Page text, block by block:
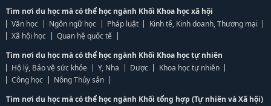
Tìm nơi du học mà có thể học ngành Khối Khoa học xã hội
Văn học
Ngôn ngữ học Pháp luật
Kinh tế, Kinh doanh, Thương mại
Xã hội học
Quan hệ quốc tế
Tìm nơi du học mà có thể học ngành Khối Khoa học tự nhiên
Hộ lý, Bảo vệ sức khỏe
Y, Nha Dược
Khoa học tự nhiên
Công học
Nông Thủy sản
Tìm nơi du học mà có thể học ngành Khối tổng hợp (Tự nhiên và Xã hội)